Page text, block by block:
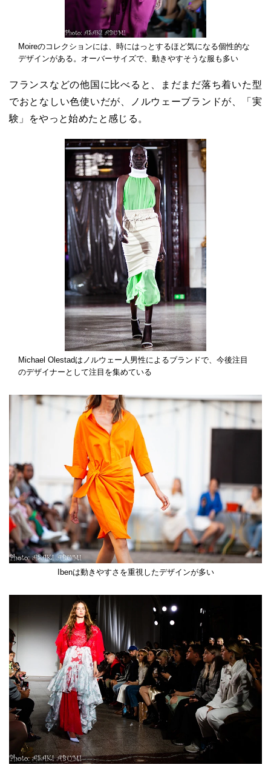
Moireのコレクションには、時にはっとするほど気になる個性的な
デザインがある。オーバーサイズで、動きやすそうな服も多い
フランスなどの他国に比べると、まだまだ落ち着いた型
でおとなしい色使いだが、ノルウェーブランドが、「実
験」をやっと始めたと感じる。
Michael Olestadはノルウェー人男性によるブランドで、今後注目
のデザイナーとして注目を集めている
Ibenは動きやすさを重視したデザインが多い